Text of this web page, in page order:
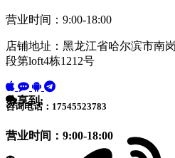
营业时间：9:00-18:00
店铺地址：黑龙江省哈尔滨市南
段第loft4栋1212号
咨询电话：17545523783
营业时间：9:00-18:00
分享到: